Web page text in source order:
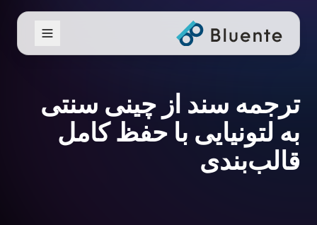
ترجمه سند از چینی سنتی
به لتونیایی با حفظ کامل
قالب‌بندی